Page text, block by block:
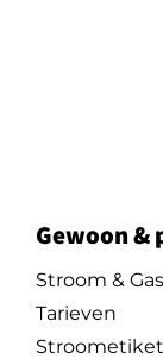
Gewoon &
Stroom & Gas
Tarieven
Stroometiket